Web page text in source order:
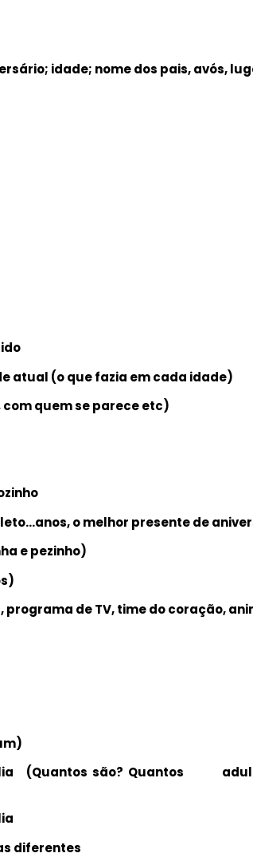
idade; nome dos pais, avós,
atual (o que fazia em cada idade)
com quem se parece etc)
o melhor presente de
e pezinho)
de TV, time do coração,
(Quantos são? Quantos
diferentes